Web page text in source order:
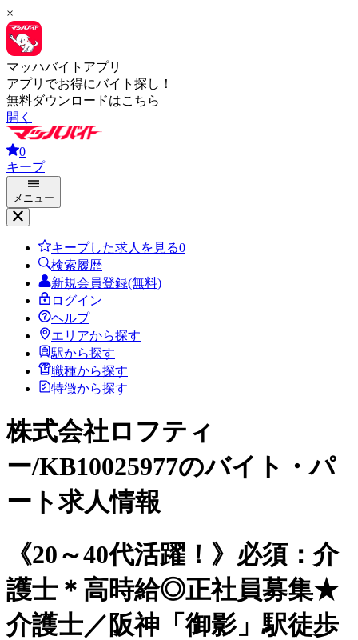
×
マッハバイトアプリ
アプリでお得にバイト探し！
無料ダウンロードはこちら
開く
0
キープ
メニュー
キープした求人を見る0
検索履歴
新規会員登録(無料)
ログイン
ヘルプ
エリアから探す
駅から探す
職種から探す
特徴から探す
株式会社ロフティ
ー/KB10025977のバイト・パ
ート求人情報
《20～40代活躍！》必須：介
護士＊高時給◎正社員募集★
介護士／阪神「御影」駅徒歩